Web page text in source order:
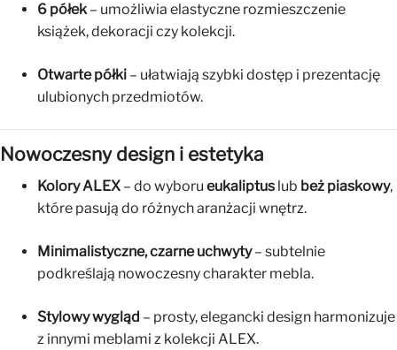
6 półek– umożliwia elastyczne rozmieszczenie
książek, dekoracji czy kolekcji.
Otwarte półki – ułatwiają szybki dostęp i prezentację
ulubionych przedmiotów.
Nowoczesny design i estetyka
Kolory ALEX – do wyboru eukaliptus lub beż piaskowy,
które pasują do różnych aranżacji wnętrz.
Minimalistyczne, czarne uchwyty– subtelnie
podkreślają nowoczesny charakter mebla.
Stylowy wygląd – prosty, elegancki design harmonizuje
z innymi meblami z kolekcji ALEX.